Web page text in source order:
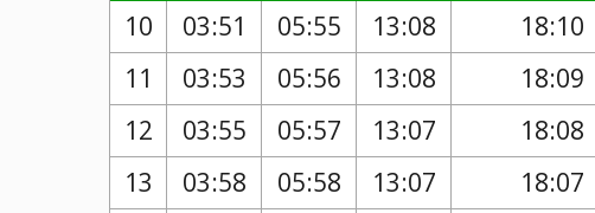
10
03:51 05:55 13:08 18:10
11
03:53 05:56 13:08 18:09
12
03:55 05:57 13:07 18:08
13
03:58 05:58 13:07 18:07